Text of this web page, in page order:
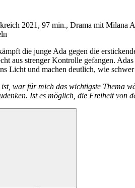
2021, 97 min., Drama mit Milana
die junge Ada gegen die
aus strenger Kontrolle gefangen.
Licht und machen deutlich, wie
ist, war für mich das wichtigste
Ist es möglich, die Freiheit von